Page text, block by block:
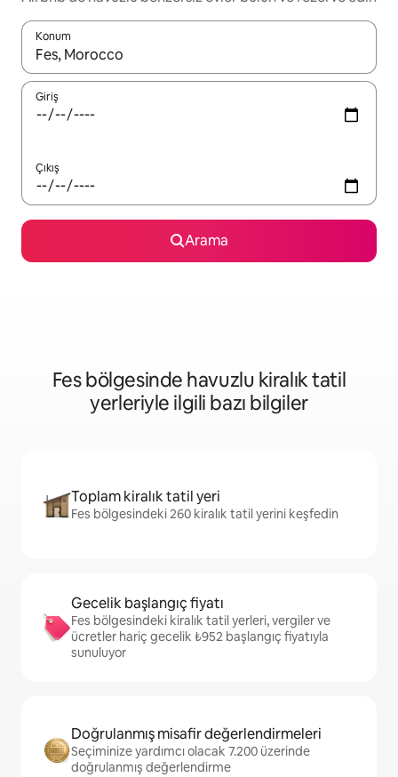
Konum
Sonuçlar kullanılabilir olduğunda yukarı ve aşağı oklarıyla
Giriş
Çıkış
Arama
Fes bölgesinde havuzlu kiralık tatil
yerleriyle ilgili bazı bilgiler
Toplam kiralık tatil yeri
Fes bölgesindeki 260 kiralık tatil yerini keşfedin
Gecelik başlangıç fiyatı
Fes bölgesindeki kiralık tatil yerleri, vergiler ve
ücretler hariç gecelik ₺952 başlangıç fiyatıyla
sunuluyor
Doğrulanmış misafir değerlendirmeleri
Seçiminize yardımcı olacak 7.200 üzerinde
doğrulanmış değerlendirme